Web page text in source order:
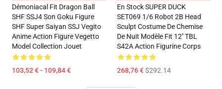
Démoniacal Fit Dragon Ball
SHF SSJ4 Son Goku Figure
SHF Super Saiyan SSJ Vegito
Anime Action Figure Vegetto
Model Collection Jouet
103,52 € - 109,84 €
En Stock SUPER DUCK
SET069 1/6 Robot 2B Head
Sculpt Costume De Chemise
De Nuit Modèle Fit 12'' TBL
S42A Action Figurine Corps
268,76 €$292.14